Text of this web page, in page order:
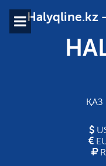
Halyqline.kz
ҚАЗ